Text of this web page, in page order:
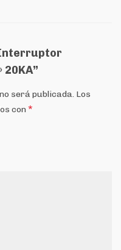
20KA”
será publicada. Los
con *